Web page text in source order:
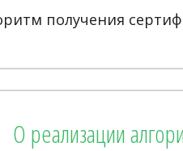
получения
О реализации